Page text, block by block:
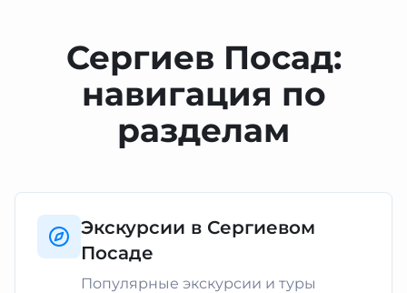
Сергиев Посад:
навигация по
разделам
Экскурсии в Сергиевом
Посаде
Популярные экскурсии и туры